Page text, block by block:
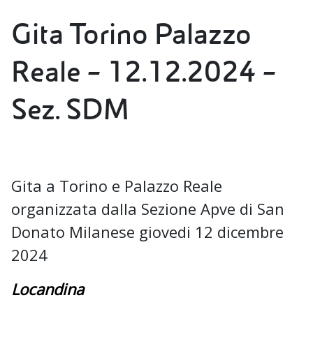
Gita Torino Palazzo
Reale – 12.12.2024 –
Sez. SDM
Gita a Torino e Palazzo Reale
organizzata dalla Sezione Apve di San
Donato Milanese giovedi 12 dicembre
2024
Locandina